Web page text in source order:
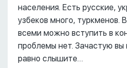
населения. Есть русские,
узбеков много, туркменов.
всеми можно вступить в
проблемы нет. Зачастую вы
равно слышите…